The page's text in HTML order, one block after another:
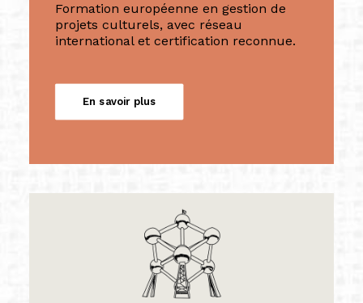
Formation européenne en gestion de
projets culturels, avec réseau
international et certification reconnue.
En savoir plus